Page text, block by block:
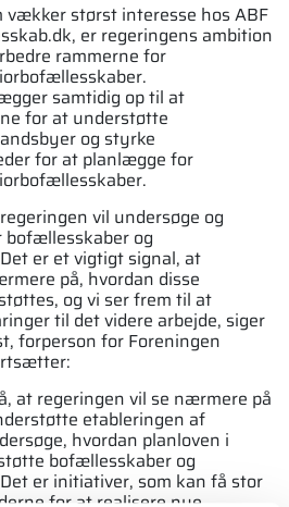
vækker størst interesse hos ABF
er regeringens ambition
rammerne for
samtidig op til at
for at understøtte
og styrke
for at planlægge for
vil undersøge og
og
er et vigtigt signal, at
på, hvordan disse
og vi ser frem til at
til det videre arbejde, siger
forperson for Foreningen
at regeringen vil se nærmere på
etableringen af
hvordan planloven i
bofællesskaber og
er initiativer, som kan få stor